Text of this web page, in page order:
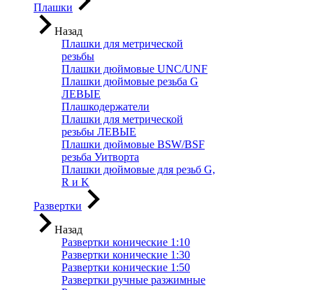
Плашки
Назад
Плашки для метрической
резьбы
Плашки дюймовые UNC/UNF
Плашки дюймовые резьба G
ЛЕВЫЕ
Плашкодержатели
Плашки для метрической
резьбы ЛЕВЫЕ
Плашки дюймовые BSW/BSF
резьба Уитворта
Плашки дюймовые для резьб G,
R и K
Развертки
Назад
Развертки конические 1:10
Развертки конические 1:30
Развертки конические 1:50
Развертки ручные разжимные